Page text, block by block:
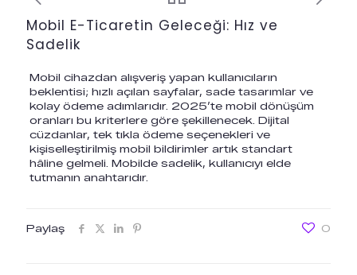
Mobil E-Ticaretin Geleceği: Hız ve
Sadelik
Mobil cihazdan alışveriş yapan kullanıcıların
beklentisi; hızlı açılan sayfalar, sade tasarımlar ve
kolay ödeme adımlarıdır. 2025’te mobil dönüşüm
oranları bu kriterlere göre şekillenecek. Dijital
cüzdanlar, tek tıkla ödeme seçenekleri ve
kişiselleştirilmiş mobil bildirimler artık standart
hâline gelmeli. Mobilde sadelik, kullanıcıyı elde
tutmanın anahtarıdır.
Paylaş 0